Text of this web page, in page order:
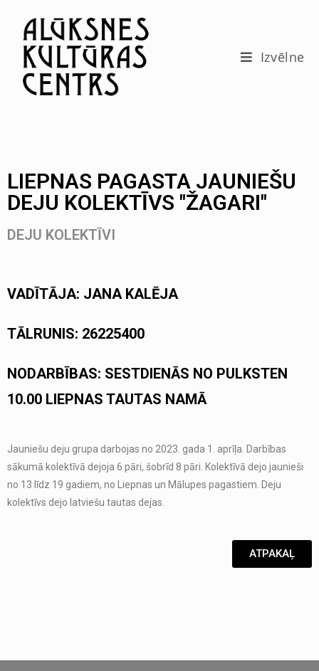
Izvēlne
LIEPNAS PAGASTA JAUNIEŠU
DEJU KOLEKTĪVS "ŽAGARI"
DEJU KOLEKTĪVI
VADĪTĀJA: JANA KALĒJA
TĀLRUNIS: 26225400
NODARBĪBAS: SESTDIENĀS NO PULKSTEN
10.00 LIEPNAS TAUTAS NAMĀ
Jauniešu deju grupa darbojas no 2023. gada 1. aprīļa. Darbības
sākumā kolektīvā dejoja 6 pāri, šobrīd 8 pāri. Kolektīvā dejo jaunieši
no 13 līdz 19 gadiem, no Liepnas un Mālupes pagastiem. Deju
kolektīvs dejo latviešu tautas dejas.
ATPAKAĻ